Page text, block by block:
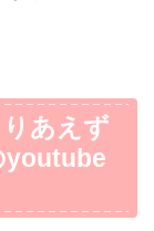
りあえず
youtube